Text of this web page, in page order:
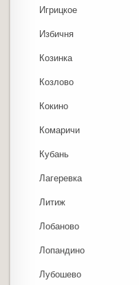
Игрицкое
Избичня
Козинка
Козлово
Кокино
Комаричи
Кубань
Лагеревка
Литиж
Лобаново
Лопандино
Лубошево